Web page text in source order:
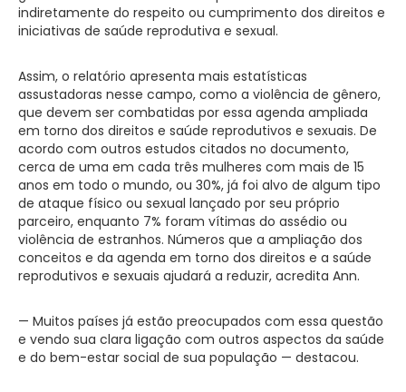
indiretamente do respeito ou cumprimento dos direitos e
iniciativas de saúde reprodutiva e sexual.
Assim, o relatório apresenta mais estatísticas
assustadoras nesse campo, como a violência de gênero,
que devem ser combatidas por essa agenda ampliada
em torno dos direitos e saúde reprodutivos e sexuais. De
acordo com outros estudos citados no documento,
cerca de uma em cada três mulheres com mais de 15
anos em todo o mundo, ou 30%, já foi alvo de algum tipo
de ataque físico ou sexual lançado por seu próprio
parceiro, enquanto 7% foram vítimas do assédio ou
violência de estranhos. Números que a ampliação dos
conceitos e da agenda em torno dos direitos e a saúde
reprodutivos e sexuais ajudará a reduzir, acredita Ann.
— Muitos países já estão preocupados com essa questão
e vendo sua clara ligação com outros aspectos da saúde
e do bem-estar social de sua população — destacou.